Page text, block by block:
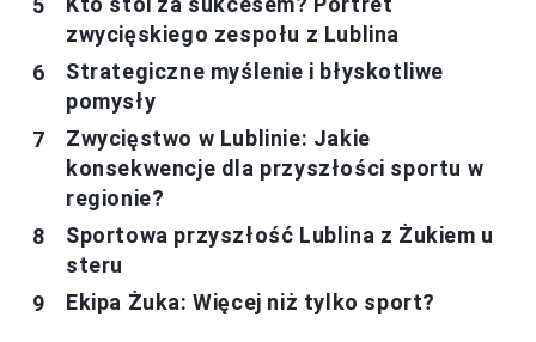
zwycięskiego zespołu z Lublina
Strategiczne myślenie i błyskotliwe
pomysły
Zwycięstwo w Lublinie: Jakie
konsekwencje dla przyszłości sportu w
regionie?
Sportowa przyszłość Lublina z Żukiem u
steru
Ekipa Żuka: Więcej niż tylko sport?